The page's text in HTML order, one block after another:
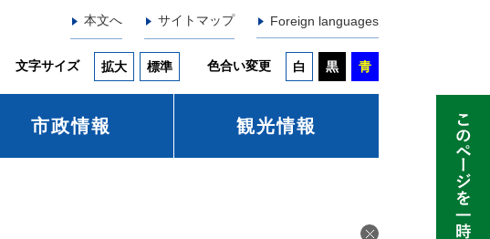
本文へ サイトマップ Foreign languages
文字サイズ 拡大 標準 色合い変更 白 黒 青
市政情報 観光情報